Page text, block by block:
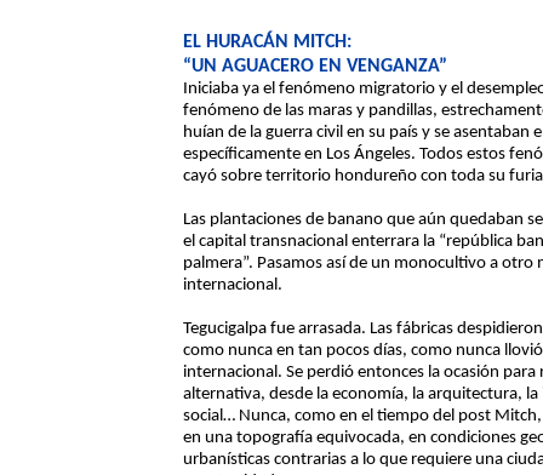
EL HURACÁN MITCH:
“UN AGUACERO EN VENGANZA”
Iniciaba ya el fenómeno migratorio y el
fenómeno de las maras y pandillas,
huían de la guerra civil en su país y se asentaban
específicamente en Los Ángeles. Todos estos
cayó sobre territorio hondureño con toda su
Las plantaciones de banano que aún quedaban
el capital transnacional enterrara la “república
palmera”. Pasamos así de un monocultivo a
internacional.
Tegucigalpa fue arrasada. Las fábricas
como nunca en tan pocos días, como nunca
internacional. Se perdió entonces la ocasión
alternativa, desde la economía, la arquitectura,
social… Nunca, como en el tiempo del post
en una topografía equivocada, en condiciones
urbanísticas contrarias a lo que requiere una